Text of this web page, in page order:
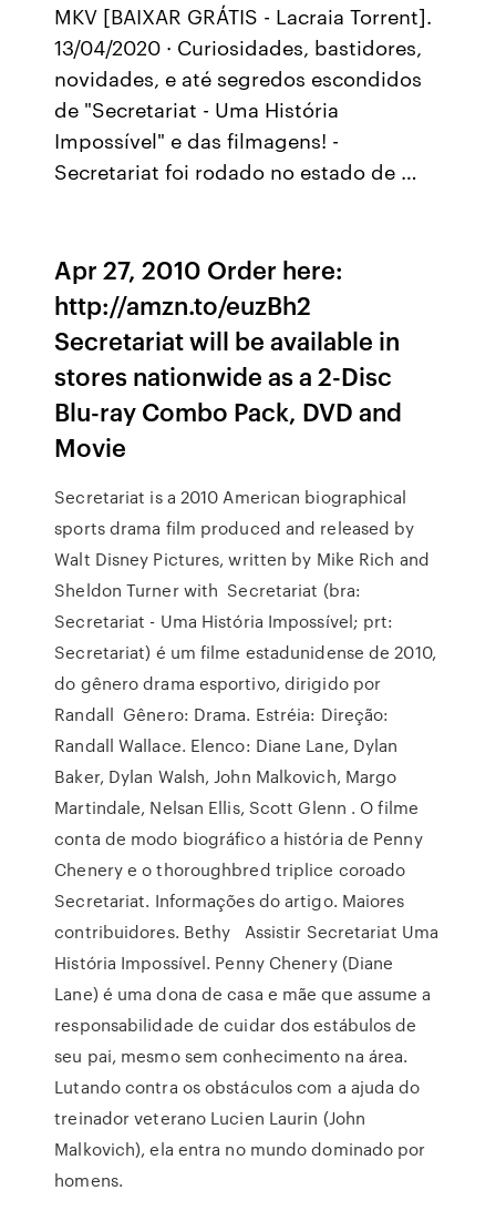
MKV [BAIXAR GRÁTIS - Lacraia Torrent].
13/04/2020 · Curiosidades, bastidores,
novidades, e até segredos escondidos
de "Secretariat - Uma História
Impossível" e das filmagens! -
Secretariat foi rodado no estado de …
Apr 27, 2010 Order here:
http://amzn.to/euzBh2
Secretariat will be available in
stores nationwide as a 2-Disc
Blu-ray Combo Pack, DVD and
Movie
Secretariat is a 2010 American biographical
sports drama film produced and released by
Walt Disney Pictures, written by Mike Rich and
Sheldon Turner with Secretariat (bra:
Secretariat - Uma História Impossível; prt:
Secretariat) é um filme estadunidense de 2010,
do gênero drama esportivo, dirigido por
Randall Gênero: Drama. Estréia: Direção:
Randall Wallace. Elenco: Diane Lane, Dylan
Baker, Dylan Walsh, John Malkovich, Margo
Martindale, Nelsan Ellis, Scott Glenn . O filme
conta de modo biográfico a história de Penny
Chenery e o thoroughbred triplice coroado
Secretariat. Informações do artigo. Maiores
contribuidores. Bethy Assistir Secretariat Uma
História Impossível. Penny Chenery (Diane
Lane) é uma dona de casa e mãe que assume a
responsabilidade de cuidar dos estábulos de
seu pai, mesmo sem conhecimento na área.
Lutando contra os obstáculos com a ajuda do
treinador veterano Lucien Laurin (John
Malkovich), ela entra no mundo dominado por
homens.